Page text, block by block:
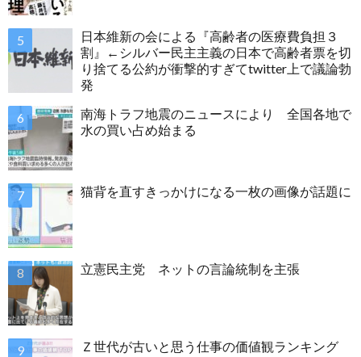
日本維新の会による『高齢者の医療費負担３
割』←シルバー民主主義の日本で高齢者票を切
り捨てる公約が衝撃的すぎてtwitter上で議論勃
発
南海トラフ地震のニュースにより 全国各地で
水の買い占め始まる
猫背を直すきっかけになる一枚の画像が話題に
立憲民主党 ネットの言論統制を主張
Ｚ世代が古いと思う仕事の価値観ランキング